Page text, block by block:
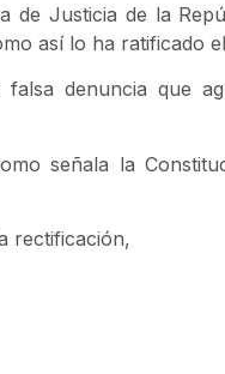
Justicia de la
así lo ha ratificado
denuncia que
señala la
rectificación,